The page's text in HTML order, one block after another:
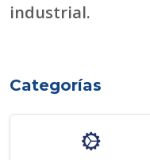
industrial.
Categorías